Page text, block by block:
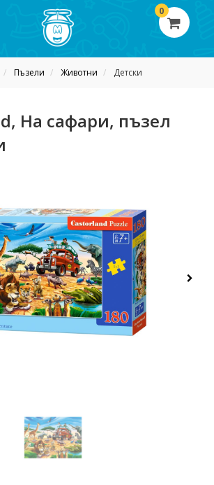
0
Пъзели Животни Детски
На сафари, пъзел